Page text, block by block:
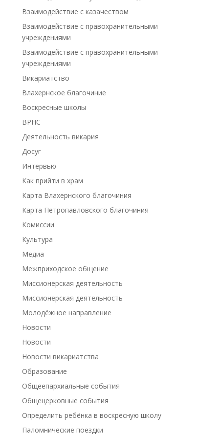
Взаимодействие с казачеством
Взаимодействие с правохранительными
учреждениями
Взаимодействие с правохранительными
учреждениями
Викариатство
Влахернское благочиние
Воскресные школы
ВРНС
Деятельность викария
Досуг
Интервью
Как прийти в храм
Карта Влахернского благочиния
Карта Петропавловского благочиния
Комиссии
Культура
Медиа
Межприходское общение
Миссионерская деятельность
Миссионерская деятельность
Молодёжное направление
Новости
Новости
Новости викариатства
Образование
Общеепархиальные события
Общецерковные события
Определить ребёнка в воскресную школу
Паломнические поездки